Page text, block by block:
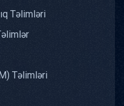
Təlimləri
Təlimləri